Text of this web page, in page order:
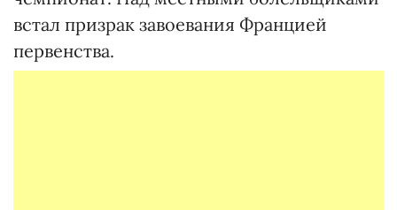
встал призрак завоевания Францией
первенства.